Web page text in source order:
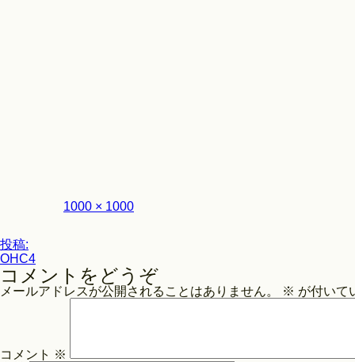
フ
1000 × 1000
投
稿
ナ
ビ
投稿:
OHC4
コメントをどうぞ
メールアドレスが公開されることはありません。 ※ が付いて
コメント ※